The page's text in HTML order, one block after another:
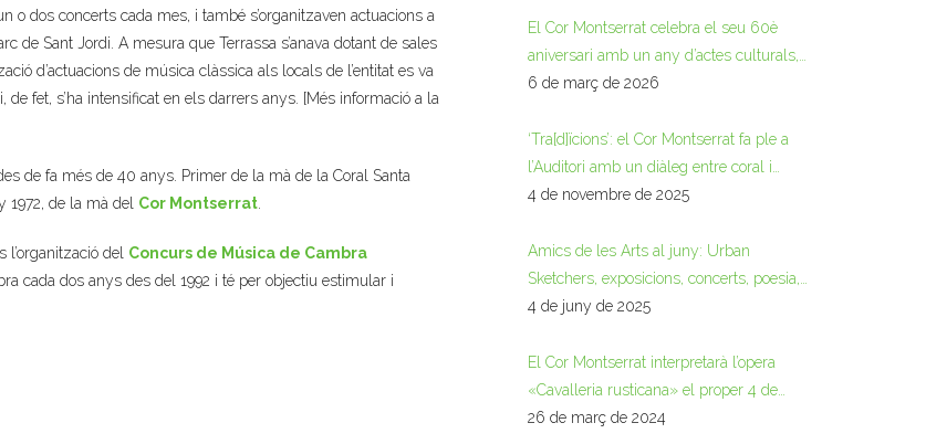
dos concerts cada mes, i també s’organitzaven actuacions a
de Sant Jordi. A mesura que Terrassa s’anava dotant de sales
d’actuacions de música clàssica als locals de l’entitat es va
de fet, s’ha intensificat en els darrers anys. [Més informació a la
de fa més de 40 anys. Primer de la mà de la Coral Santa
1972, de la mà del Cor Montserrat
del Concurs de Música de Cambra
cada dos anys des del 1992 i té per objectiu estimular i
El Cor Montserrat celebra el seu 60è
aniversari amb un any d’actes culturals,
musicals i commemoratius
6 de març de 2026
‘Tra[d]ïcions’: el Cor Montserrat fa ple a
l’Auditori amb un diàleg entre coral i
glosa
4 de novembre de 2025
Amics de les Arts al juny: Urban
Sketchers, exposicions, concerts, poesia,
lectura, dibuix…
4 de juny de 2025
El Cor Montserrat interpretarà l’opera
«Cavalleria rusticana» el proper 4 de
maig
26 de març de 2024